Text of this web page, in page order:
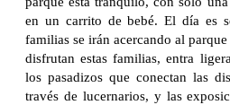
en un carrito de bebé. El día es
familias se irán acercando al
disfrutan estas familias, entra
los pasadizos que conectan las
través de lucernarios, y las